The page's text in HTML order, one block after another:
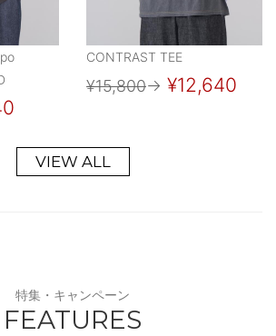
CONTRAST TEE
¥15,800→ ¥12,640
VIEW ALL
特集・キャンペーン
FEATURES